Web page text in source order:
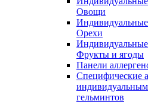
Овощи
Орехи
Фрукты и ягоды
Панели
Специфические
гельминтов